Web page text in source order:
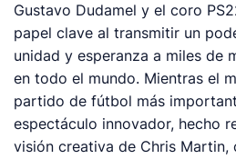
Gustavo Dudamel y el coro
papel clave al transmitir un
unidad y esperanza a miles de
en todo el mundo. Mientras el
partido de fútbol más
espectáculo innovador, hecho
visión creativa de Chris Martin,